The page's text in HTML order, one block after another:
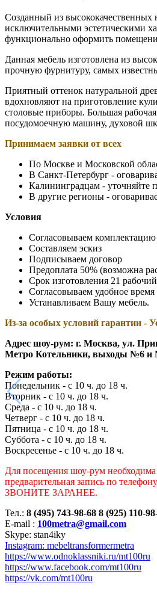
Созданный из высококачественных
исключительными эстетическими
функционально оформить
Данная мебель изготовлена из
прочную фурнитуру, самых
Приятный оттенок натуральной
вдохновляют на приготовление
столовые приборы. Большая
посудомоечную машину, духовой
Принимаем заявки от всех
По Москве и Московской
В Санкт-Петербург -
Калининградцам - уточняйте
В другие регионы -
Условия
Согласовываем комплектацию
Составляем эскиз
Подписываем договор
Предоплата 50% (возможна
Срок изготовления 21
Согласовываем удобное
Устанавливаем Вашу мебель.
Из-за особых условий гарантии -
Адрес шоу-рум: г. Москва, ул.
Метро Котельники, выходы №6 и
Режим работы:
Понедельник - с 10 ч. до 18 ч.
Вторник - с 10 ч. до 18 ч.
Среда - с 10 ч. до 18 ч.
Четверг - с 10 ч. до 18 ч.
Пятница - с 10 ч. до 18 ч.
Суббота - с 10 ч. до 18 ч.
Воскресенье - с 10 ч. до 18 ч.
Для посещения шоу-рум необходима
предварительная запись по
ЗВОНИТЕ ЗАРАНЕЕ.
Тел.: 8 (495) 743-98-68 8 (925) 110-
E-mail : 100metra@gmail.com
Skype: stan4iky
Instagram: mebeltransformermetra
https://www.odnoklassniki.ru/mt100ru
https://www.facebook.com/mt100ru
https://vk.com/mt100ru